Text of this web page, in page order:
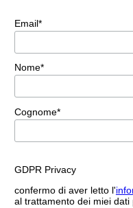
Email*
Nome*
Cognome*
GDPR Privacy
confermo di aver letto l'
al trattamento dei miei dati